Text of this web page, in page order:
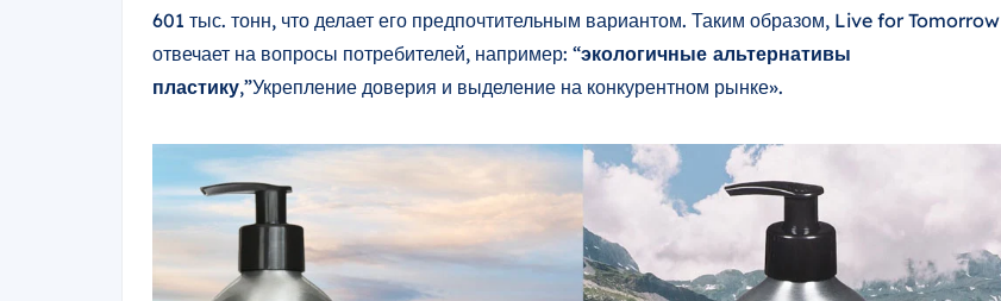
601 тыс. тонн, что делает его предпочтительным вариантом. Таким образом, Live for Tomorrow
отвечает на вопросы потребителей, например: “экологичные альтернативы
пластику,”Укрепление доверия и выделение на конкурентном рынке».